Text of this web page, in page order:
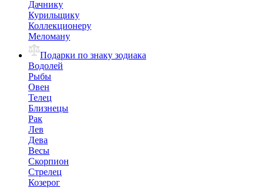
Дачнику
Курильщику
Коллекционеру
Меломану
Подарки по знаку зодиака
Водолей
Рыбы
Овен
Телец
Близнецы
Рак
Лев
Дева
Весы
Скорпион
Стрелец
Козерог